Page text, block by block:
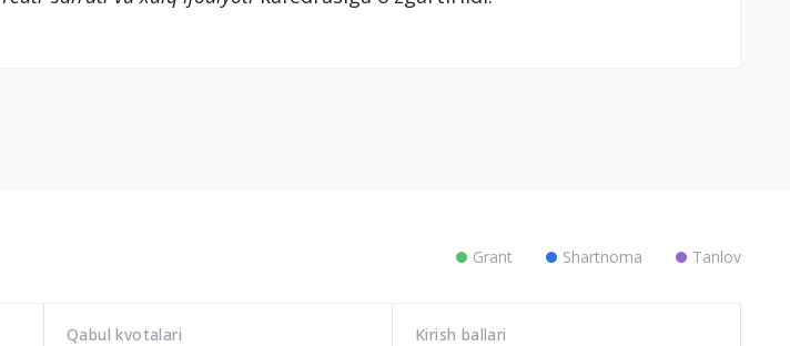
Grant Shartnoma Tanlov
Qabul kvotalari Kirish ballari